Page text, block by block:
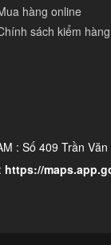
per channel
1 x MSUB15 per
hàng online
sách kiểm hàng
: Số 409 Trần
https://